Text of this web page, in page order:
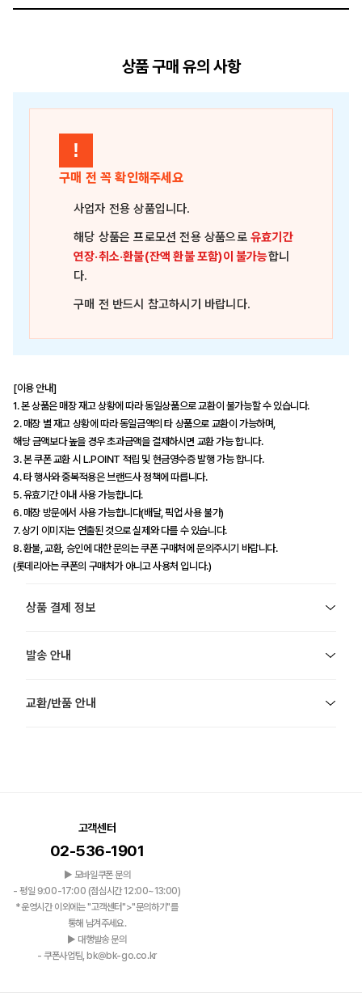
상품 구매 유의 사항
!
구매 전 꼭 확인해주세요
사업자 전용 상품입니다.
해당 상품은프로모션 전용 상품으로유효기간
연장·취소·환불(잔액 환불 포함)이 불가능합니
다.
구매 전 반드시 참고하시기 바랍니다.
[이용 안내]
1. 본 상품은 매장 재고 상황에 따라 동일상품으로 교환이 불가능할 수 있습니다.
2. 매장 별 재고 상황에 따라 동일금액의 타 상품으로 교환이 가능하며,
해당 금액보다 높을 경우 초과금액을 결제하시면 교환 가능 합니다.
3. 본 쿠폰 교환 시 L.POINT 적립 및 현금영수증 발행 가능 합니다.
4. 타 행사와 중복적용은 브랜드사 정책에 따릅니다.
5. 유효기간 이내 사용 가능합니다.
6. 매장 방문에서 사용 가능합니다(배달, 픽업 사용 불가)
7. 상기 이미지는 연출된 것으로 실제와 다를 수 있습니다.
8. 환불, 교환, 승인에 대한 문의는 쿠폰 구매처에 문의주시기 바랍니다.
(롯데리아는 쿠폰의 구매처가 아니고 사용처 입니다.)
상품 결제 정보
발송 안내
교환/반품 안내
고객센터
02-536-1901
▶ 모바일쿠폰 문의
- 평일 9:00-17:00 (점심시간 12:00~13:00)
*운영시간 이외에는 "고객센터">"문의하기"를
통해 남겨주세요.
▶ 대행발송 문의
- 쿠폰사업팀, bk@bk-go.co.kr